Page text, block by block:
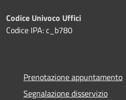
Codice Univoco Uffici
Codice IPA: c_b780
Prenotazione appuntamento
Segnalazione disservizio